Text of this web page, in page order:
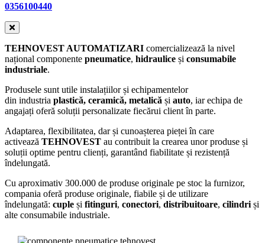
0356100440
TEHNOVEST AUTOMATIZARI comercializează la nivel
național componente pneumatice, hidraulice și consumabile
industriale.
Produsele sunt utile instalațiilor și echipamentelor
din industria plastică, ceramică, metalică și auto, iar echipa de
angajați oferă soluții personalizate fiecărui client în parte.
Adaptarea, flexibilitatea, dar și cunoașterea pieței în care
activează TEHNOVEST au contribuit la crearea unor produse și
soluții optime pentru clienți, garantând fiabilitate și rezistență
îndelungată.
Cu aproximativ 300.000 de produse originale pe stoc la furnizor,
compania oferă produse originale, fiabile și de utilizare
îndelungată: cuple și fitinguri, conectori, distribuitoare, cilindri și
alte consumabile industriale.